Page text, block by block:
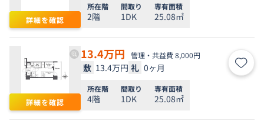
詳細を確認
所在階
2階
間取り
1DK
専有面積
25.08㎡
詳細を確認
13.4万円 管理・共益費 8,000円
敷 13.4万円 礼 0ヶ月 お気
所在階
4階
間取り
1DK
専有面積
25.08㎡